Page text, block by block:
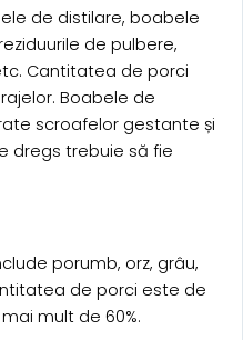
de distilare, boabele
de pulbere,
Cantitatea de porci
Boabele de
scroafelor gestante și
dregs trebuie să fie
porumb, orz, grâu,
de porci este de
mult de 60%.